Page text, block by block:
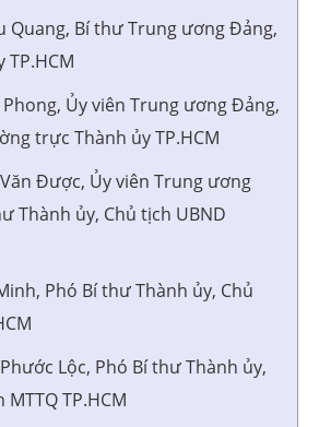
Quang, Bí thư Trung ương Đảng,
Phong, Ủy viên Trung ương Đảng,
trực Thành ủy TP.HCM
Được, Ủy viên Trung ương
Thành ủy, Chủ tịch UBND
Phó Bí thư Thành ủy, Chủ
Lộc, Phó Bí thư Thành ủy,
TP.HCM